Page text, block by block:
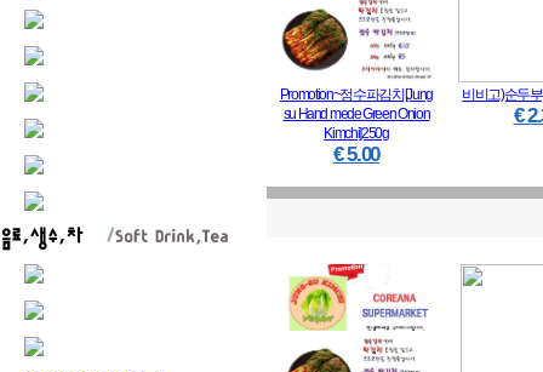
Promotion~정수파김치[Jung
su Hand mede Green Onion
Kimchi]250g
€ 5.00
비비고)순두부
€